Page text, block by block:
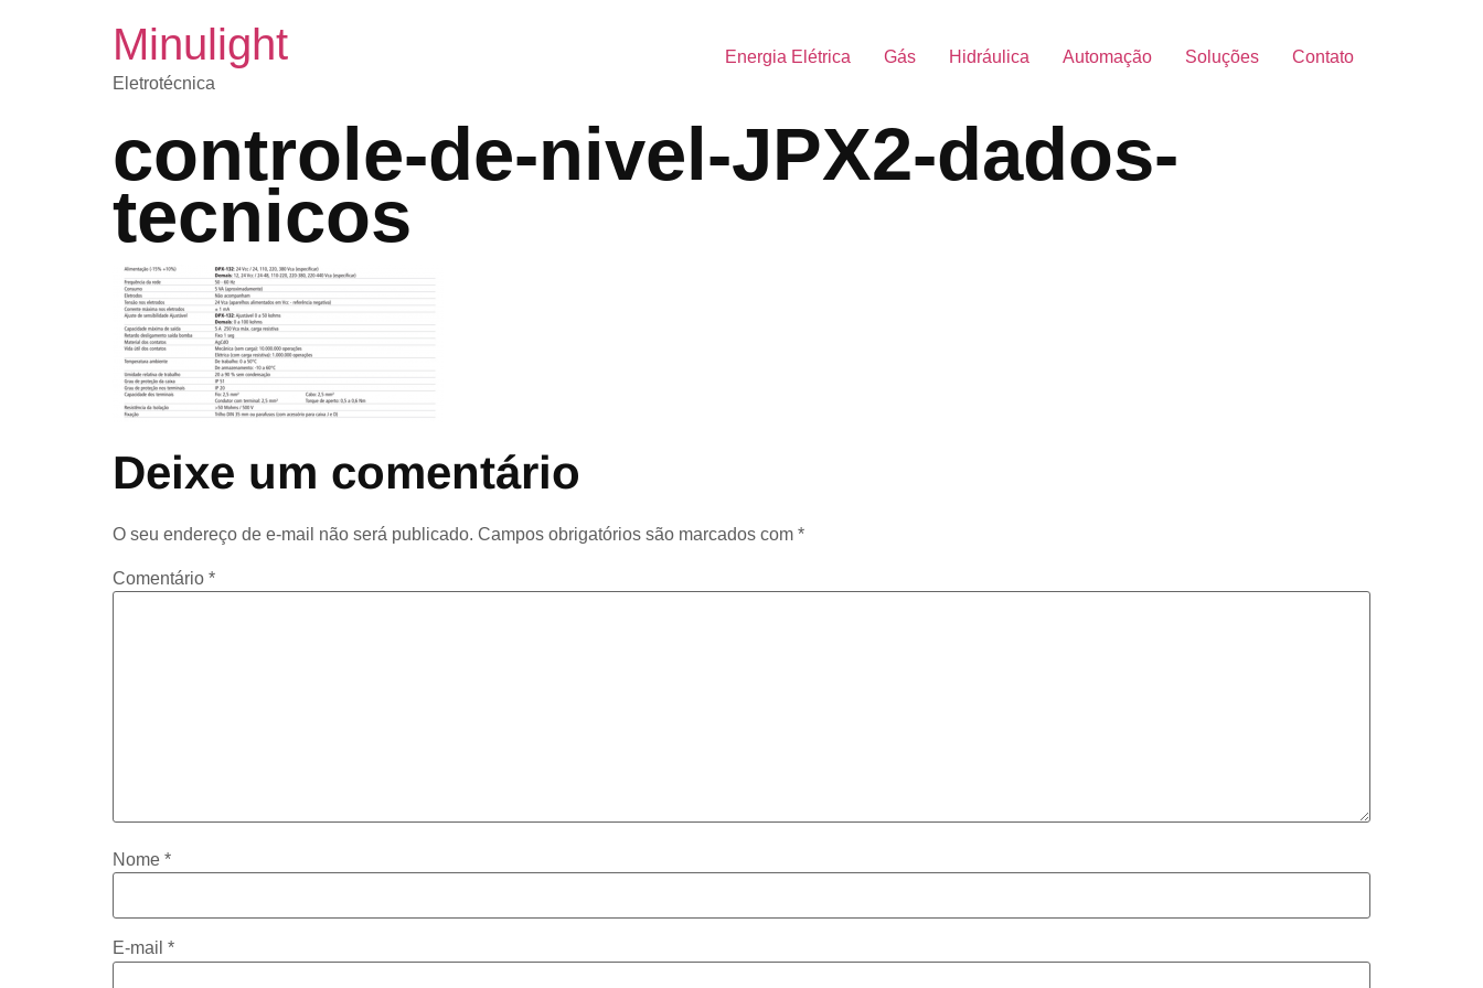
Minulight
Eletrotécnica
Energia Elétrica Gás Hidráulica Automação Soluções Contato
controle-de-nivel-JPX2-dados-
tecnicos
Deixe um comentário
O seu endereço de e-mail não será publicado. Campos obrigatórios são marcados com *
Comentário *
Nome *
E-mail *